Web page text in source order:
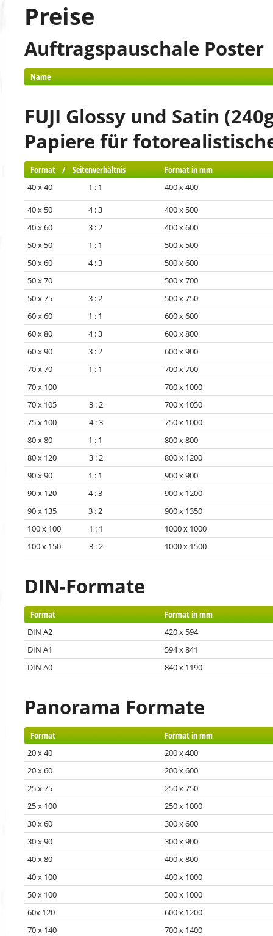
Preise
Auftragspauschale Poster
Name
FUJI Glossy und Satin
Papiere für
Format / Seitenverhältnis Format in mm
40 x 40 1 : 1 400 x 400
40 x 50 4 : 3
400 x 500
40 x 60 3 : 2
400 x 600
50 x 50 1 : 1
500 x 500
50 x 60 4 : 3
500 x 600
50 x 70
500 x 700
50 x 75 3 : 2
500 x 750
60 x 60 1 : 1
600 x 600
60 x 80 4 : 3
600 x 800
60 x 90 3 : 2
600 x 900
70 x 70 1 : 1
700 x 700
70 x 100
700 x 1000
70 x 105 3 : 2
700 x 1050
75 x 100 4 : 3
750 x 1000
80 x 80 1 : 1
800 x 800
80 x 120 3 : 2
800 x 1200
90 x 90 1 : 1
900 x 900
90 x 120 4 : 3
900 x 1200
90 x 135 3 : 2
900 x 1350
100 x 100 1 : 1
1000 x 1000
100 x 150 3 : 2
1000 x 1500
DIN-Formate
Format Format in mm
DIN A2
420 x 594
DIN A1
594 x 841
DIN A0
840 x 1190
Panorama Formate
Format Format in mm
20 x 40
200 x 400
20 x 60
200 x 600
25 x 75
250 x 750
25 x 100
250 x 1000
30 x 60
300 x 600
30 x 90
300 x 900
40 x 80
400 x 800
40 x 100
400 x 1000
50 x 100
500 x 1000
60x 120
600 x 1200
70 x 140
700 x 1400